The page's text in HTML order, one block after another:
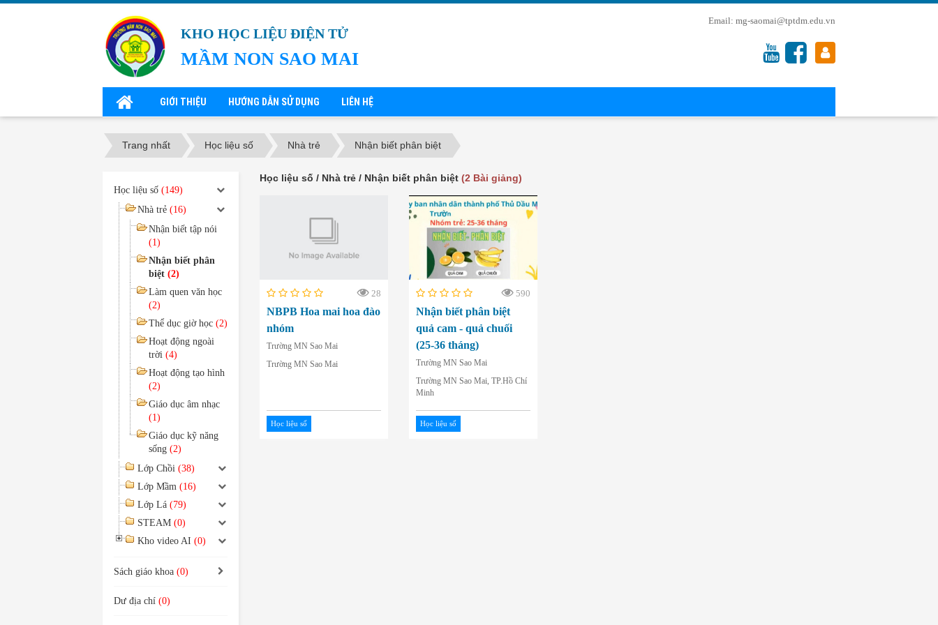
KHO HỌC LIỆU ĐIỆN TỬ
MẦM NON SAO MAI
GIỚI THIỆU HƯỚNG DẪN SỬ DỤNG LIÊN HỆ
mg-saomai@tptdm.edu.vn
Trang nhất Học liệu số Nhà trẻ Nhận biết phân biệt
Học liệu số / Nhà trẻ / Nhận biết phân biệt (2 Bài giảng)
28
NBPB Hoa mai hoa đào
nhóm
Trường MN Sao Mai
Trường MN Sao Mai
Học liệu số
590
Nhận biết phân biệt
quả cam - quả chuối
(25-36 tháng)
Trường MN Sao Mai
Trường MN Sao Mai, TP.Hồ Chí
Minh
Học liệu số
Học liệu số (149)
Nhà trẻ (16)
Nhận biết tập nói
(1)
Nhận biết phân
biệt (2)
Làm quen văn học
(2)
Thể dục giờ học (2)
Hoạt động ngoài
trời (4)
Hoạt động tạo hình
(2)
Giáo dục âm nhạc
(1)
Giáo dục kỹ năng
sống (2)
Lớp Chồi (38)
Lớp Mầm (16)
Lớp Lá (79)
STEAM (0)
Kho video AI (0)
Sách giáo khoa (0)
Dư địa chí (0)